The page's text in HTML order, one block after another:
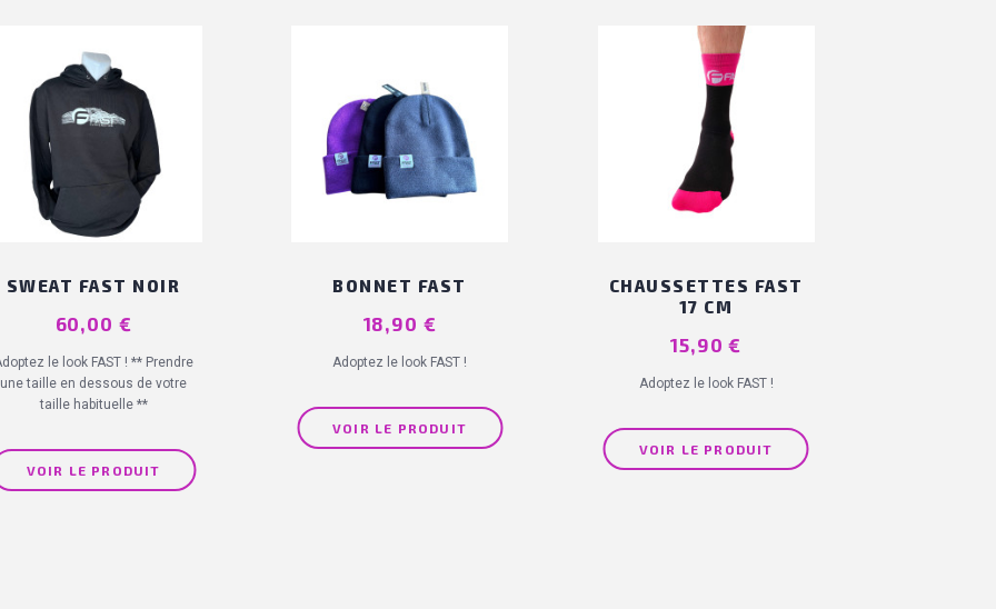
SWEAT FAST NOIR
Prix
60,00 €
le look FAST ! ** Prendre
une taille en dessous de votre
taille habituelle **
VOIR LE PRODUIT
BONNET FAST
Prix
18,90 €
Adoptez le look FAST !
VOIR LE PRODUIT
CHAUSSETTES FAST
17 CM
Prix
15,90 €
Adoptez le look FAST !
VOIR LE PRODUIT